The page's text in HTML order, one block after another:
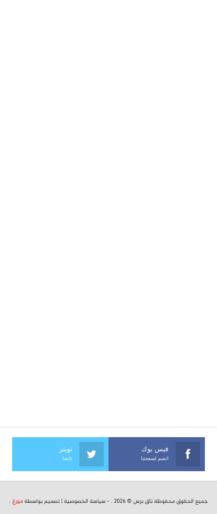
فيس بوك
انضم لصفحتنا
تويتر
تابعنا
جميع الحقوق محفوظة تاق برس © 2026 . - سياسة الخصوصية | تصميم بواسطة ميرغ .